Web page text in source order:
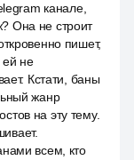
канале,
Она не строит
пишет,
ей не
Кстати, баны
жанр
на эту тему.
всем, кто